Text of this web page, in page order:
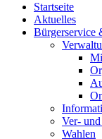
Startseite
Aktuelles
Bürgerservice
Ver-
Wahlen